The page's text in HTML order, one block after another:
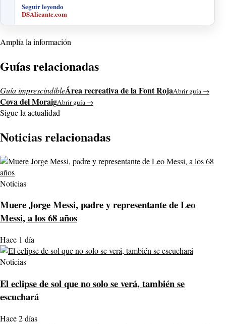
Seguir leyendo
DSAlicante.com
Amplía la información
Guías relacionadas
Guía imprescindibleÁrea recreativa de la Font RojaAbrir guía →
Cova del MoraigAbrir guía →
Sigue la actualidad
Noticias relacionadas
Noticias
Muere Jorge Messi, padre y representante de Leo
Messi, a los 68 años
Hace 1 día
Noticias
El eclipse de sol que no solo se verá, también se
escuchará
Hace 2 días